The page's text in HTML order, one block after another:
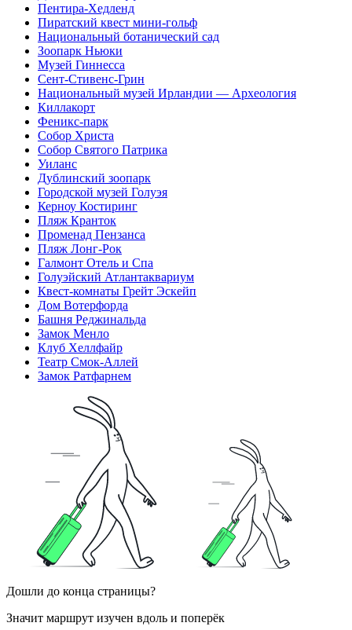
Пентира-Хедленд
Пиратский квест мини-гольф
Национальный ботанический сад
Зоопарк Ньюки
Музей Гиннесса
Сент-Стивенс-Грин
Национальный музей Ирландии — Археология
Киллакорт
Феникс-парк
Собор Христа
Собор Святого Патрика
Уиланc
Дублинский зоопарк
Городской музей Голуэя
Керноу Костиринг
Пляж Кранток
Променад Пензанса
Пляж Лонг-Рок
Галмонт Отель и Спа
Голуэйский Атлантаквариум
Квест-комнаты Грейт Эскейп
Дом Вотерфорда
Башня Реджинальда
Замок Менло
Клуб Хеллфайр
Театр Смок-Аллей
Замок Ратфарнем
Дошли до конца страницы?
Значит маршрут изучен вдоль и поперёк